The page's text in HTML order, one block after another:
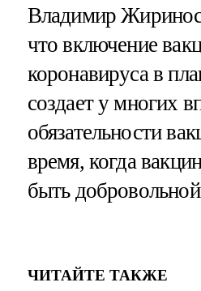
Владимир
что включение
коронавируса в
создает у многих
обязательности
время, когда
быть
ЧИТАЙТЕ ТАКЖЕ